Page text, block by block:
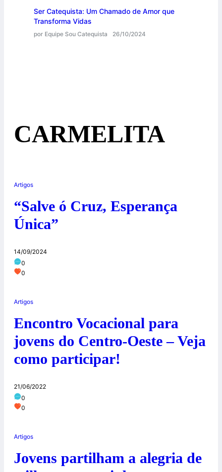
Ser Catequista: Um Chamado de Amor que
Transforma Vidas
por Equipe Sou Catequista 26/10/2024
CARMELITA
Artigos
“Salve ó Cruz, Esperança
Única”
14/09/2024
0
0
Artigos
Encontro Vocacional para
jovens do Centro-Oeste – Veja
como participar!
21/06/2022
0
0
Artigos
Jovens partilham a alegria de